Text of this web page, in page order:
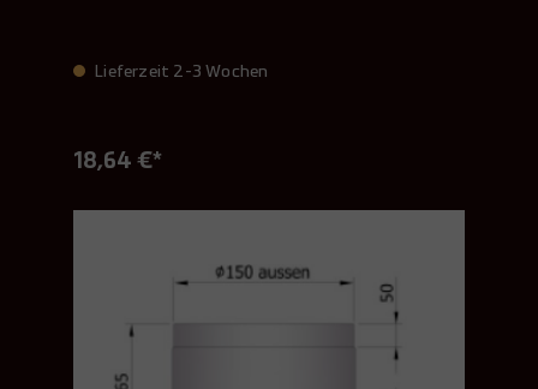
Lieferzeit 2-3 Wochen
18,64 €*